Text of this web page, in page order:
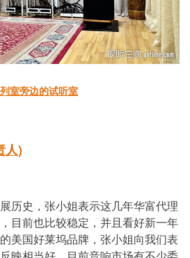
室旁边的试听室
人)
历史，张小姐表示这几年华富代理
目前也比较稳定，并且看好新一年
美国好莱坞品牌，张小姐向我们表